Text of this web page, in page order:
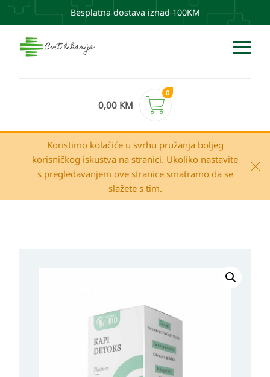
Besplatna dostava iznad 100KM
0,00 KM
0
Koristimo kolačiće u svrhu pružanja boljeg
korisničkog iskustva na stranici. Ukoliko nastavite
s pregledavanjem ove stranice smatramo da se
slažete s tim.